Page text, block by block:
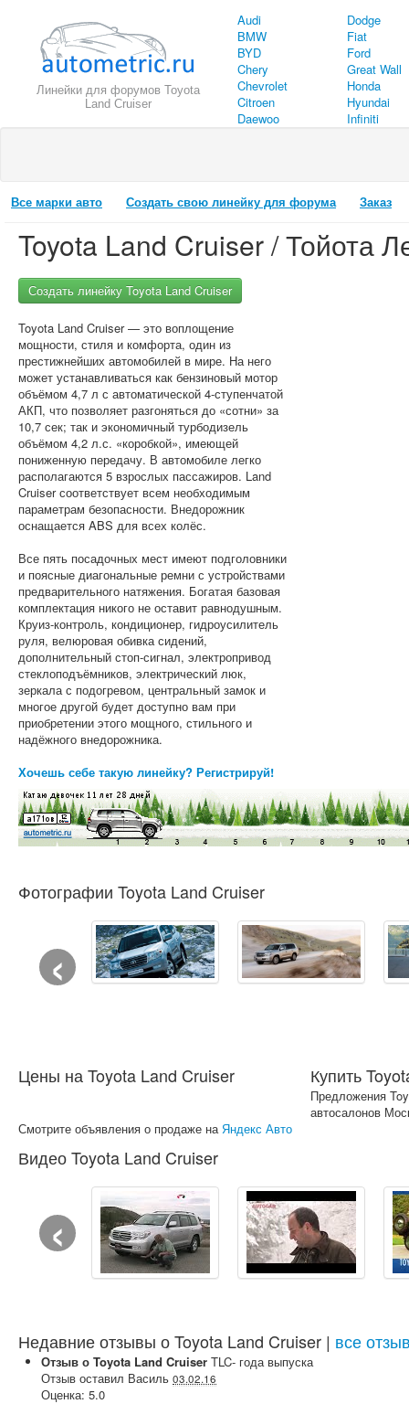
Линейки для форумов Toyota
Land Cruiser
Audi
BMW
BYD
Chery
Chevrolet
Citroen
Daewoo
Dodge
Fiat
Ford
Great Wall
Honda
Hyundai
Infiniti
Все марки авто Создать свою линейку для форума Заказ
Toyota Land Cruiser / Тойота
Создать линейку Toyota Land Cruiser
Toyota Land Cruiser — это воплощение
мощности, стиля и комфорта, один из
престижнейших автомобилей в мире. На него
может устанавливаться как бензиновый мотор
объёмом 4,7 л с автоматической 4-ступенчатой
АКП, что позволяет разгоняться до «сотни» за
10,7 сек; так и экономичный турбодизель
объёмом 4,2 л.с. «коробкой», имеющей
пониженную передачу. В автомобиле легко
располагаются 5 взрослых пассажиров. Land
Cruiser соответствует всем необходимым
параметрам безопасности. Внедорожник
оснащается ABS для всех колёс.
Все пять посадочных мест имеют подголовники
и поясные диагональные ремни с устройствами
предварительного натяжения. Богатая базовая
комплектация никого не оставит равнодушным.
Круиз-контроль, кондиционер, гидроусилитель
руля, велюровая обивка сидений,
дополнительный стоп-сигнал, электропривод
стеклоподъёмников, электрический люк,
зеркала с подогревом, центральный замок и
многое другой будет доступно вам при
приобретении этого мощного, стильного и
надёжного внедорожника.
Хочешь себе такую линейку? Регистрируй!
Фотографии Toyota Land Cruiser
‹
Цены на Toyota Land Cruiser
Смотрите объявления о продаже наЯндекс Авто
Купить
Предложения
автосалонов
Видео Toyota Land Cruiser
‹
Недавние отзывы о Toyota Land Cruiser | все
Отзыв о Toyota Land Cruiser TLC- года выпуска
Отзыв оставил Василь 03.02.16
Оценка: 5.0